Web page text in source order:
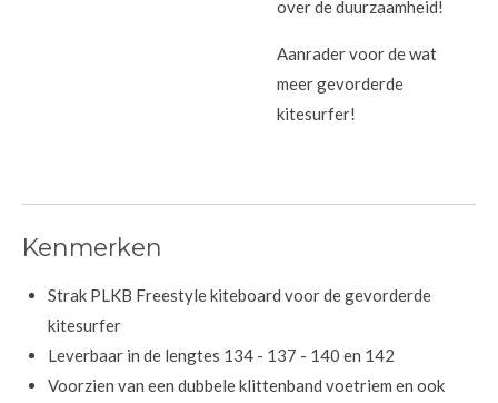
over de duurzaamheid!
Aanrader voor de wat
meer gevorderde
kitesurfer!
Kenmerken
Strak PLKB Freestyle kiteboard voor de gevorderde
kitesurfer
Leverbaar in de lengtes 134 - 137 - 140 en 142
Voorzien van een dubbele klittenband voetriem en ook